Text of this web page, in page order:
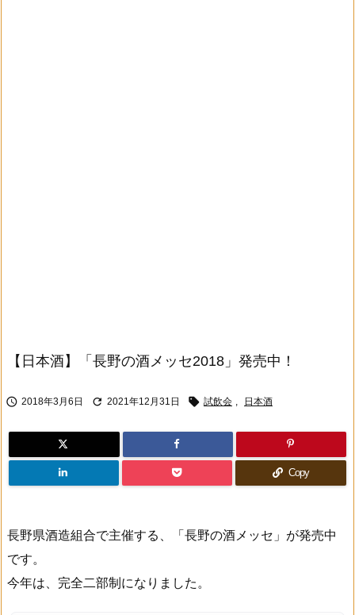
【日本酒】「長野の酒メッセ2018」発売中！
 2018年3月6日  2021年12月31日  試飲会 , 日本酒
Copy
長野県酒造組合で主催する、「長野の酒メッセ」が発売中
です。
今年は、完全二部制になりました。